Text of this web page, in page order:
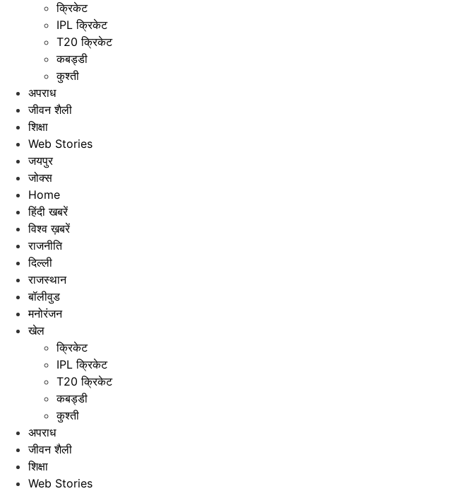
क्रिकेट
IPL क्रिकेट
T20 क्रिकेट
कबड्डी
कुश्ती
अपराध
जीवन शैली
शिक्षा
Web Stories
जयपुर
जोक्स
Home
हिंदी खबरें
विश्व ख़बरें
राजनीति
दिल्ली
राजस्थान
बॉलीवुड
मनोरंजन
खेल
क्रिकेट
IPL क्रिकेट
T20 क्रिकेट
कबड्डी
कुश्ती
अपराध
जीवन शैली
शिक्षा
Web Stories